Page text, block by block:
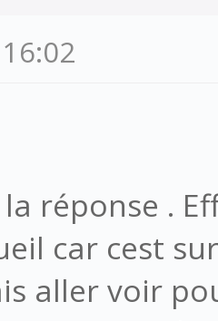
réponse .
car cest
aller voir